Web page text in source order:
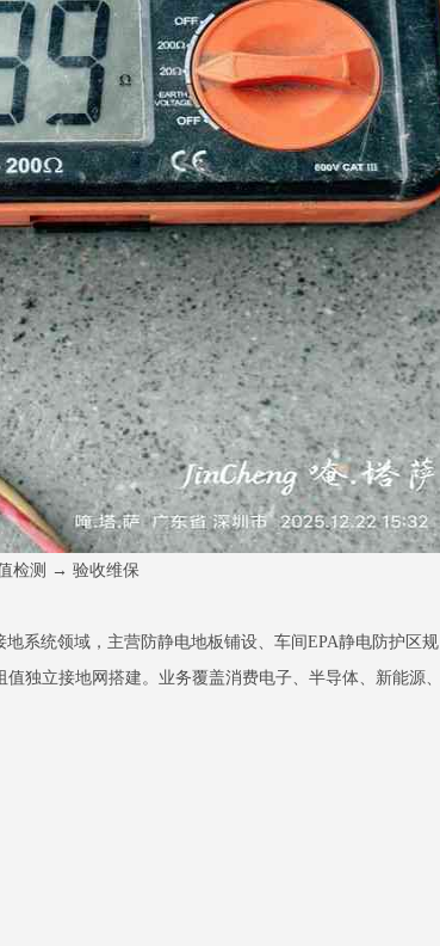
检测 → 验收维保
系统领域，主营防静电地板铺设、车间EPA静电防护区规
独立接地网搭建。业务覆盖消费电子、半导体、新能源、